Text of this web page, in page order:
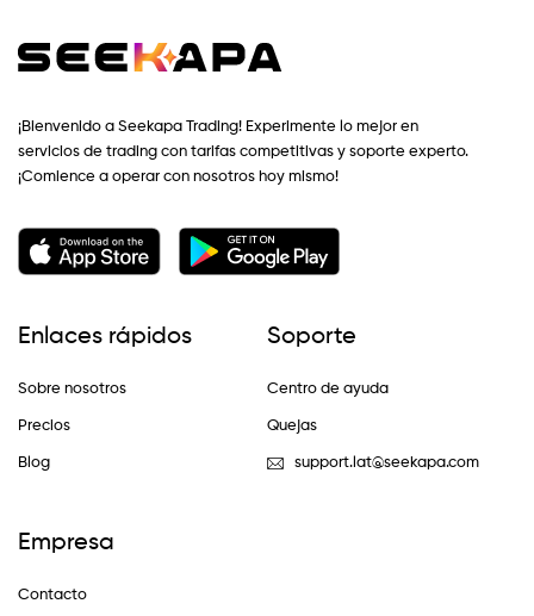
¡Bienvenido a Seekapa Trading! Experimente lo mejor en
servicios de trading con tarifas competitivas y soporte experto.
¡Comience a operar con nosotros hoy mismo!
Enlaces rápidos
Sobre nosotros
Precios
Blog
Soporte
Centro de ayuda
Quejas
support.lat@seekapa.com
Empresa
Contacto